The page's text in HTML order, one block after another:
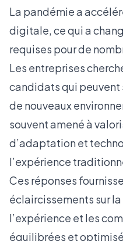
La pandémie a
digitale, ce qui a
requises pour de
Les entreprises
candidats qui peuvent
de nouveaux
souvent amené à
d’adaptation et
l’expérience
Ces réponses
éclaircissements sur
l’expérience et les
équilibrées et